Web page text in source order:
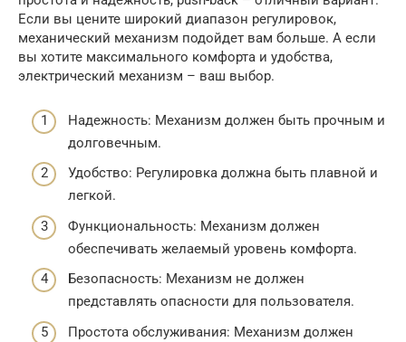
Если вы цените широкий диапазон регулировок,
механический механизм подойдет вам больше. А если
вы хотите максимального комфорта и удобства,
электрический механизм – ваш выбор.
Надежность: Механизм должен быть прочным и
долговечным.
Удобство: Регулировка должна быть плавной и
легкой.
Функциональность: Механизм должен
обеспечивать желаемый уровень комфорта.
Безопасность: Механизм не должен
представлять опасности для пользователя.
Простота обслуживания: Механизм должен